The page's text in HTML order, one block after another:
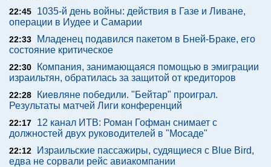
22:45
1035-й день войны: действия в Газе и Ливане,
операции в Иудее и Самарии
22:33
Младенец подавился пакетом в Бней-Браке, его
состояние критическое
22:30
Компания, занимающаяся помощью в эмиграции
израильтян, обратилась за защитой от кредиторов
22:28
Киевляне победили. "Бейтар" проиграл.
Результаты матчей Лиги конференций
22:17
12 канал ИТВ: Роман Гофман снимает с
должностей двух руководителей в "Мосаде"
22:12
Израильские пассажиры, судящиеся с Blue Bird,
едва не сорвали рейс авиакомпании